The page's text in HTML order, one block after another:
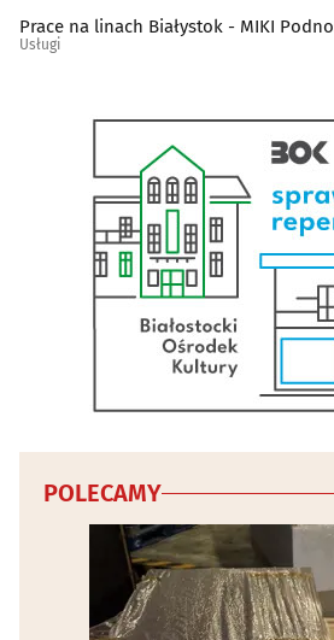
Weterynarze(28)
Wody mineralne i napoje -
Wydawnictwa(19)
Wyposażenie gastronomii i hoteli
Wypożyczalnie narzędzi i
Wypożyczanie DVD i video(4)
Zabytki - konserwacja(3)
(30)
Prace na linach Białystok - MIKI
Usługi
POLECAMY